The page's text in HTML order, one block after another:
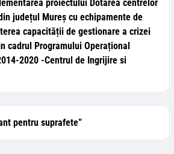
proiectului Dotarea centrelor
județul Mureș cu echipamente de
capacității de gestionare a crizei
cadrul Programului Operațional
2020 -Centrul de Ingrijire si
pentru suprafete”